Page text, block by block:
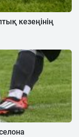
кезеңінің